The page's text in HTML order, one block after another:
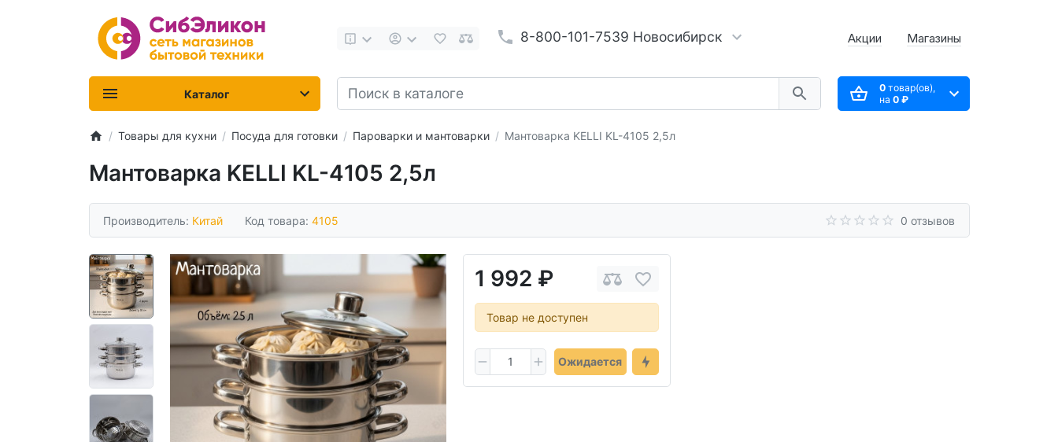
8-800-101-7539 Новосибирск Акции Магазины
0товар(ов),
на 0 ₽
Каталог
Товары для кухни Посуда для готовки Пароварки и мантоварки Мантоварка KELLI KL-4105 2,5л
Мантоварка KELLI KL-4105 2,5л
Производитель: Китай Код товара: 4105 0 отзывов
1 992 ₽
Товар не доступен
Ожидается